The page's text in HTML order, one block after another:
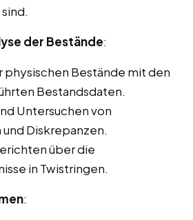
der Bestände:
Bestände mit den
Bestandsdaten.
Untersuchen von
Diskrepanzen.
über die
in Twistringen.
: